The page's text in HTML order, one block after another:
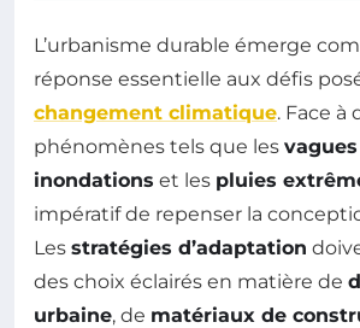
L’urbanisme durable émerge
réponse essentielle aux défis
changement climatique. Face à
phénomènes tels que les
inondations et les pluies
impératif de repenser la
Les stratégies d’adaptation
des choix éclairés en matière de
urbaine, de matériaux de